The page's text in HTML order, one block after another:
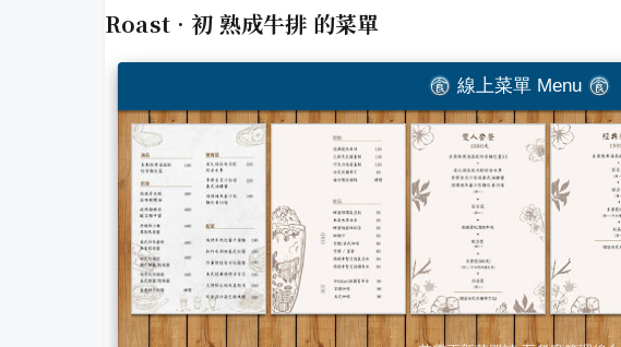
Roast•初 熟成牛排 的菜單
線上菜單 Menu